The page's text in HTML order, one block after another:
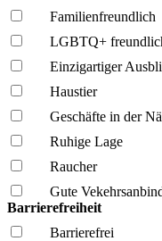
Familien­freundlich
LGBTQ+
Einzigartiger
Haustier
Geschäfte in der
Ruhige Lage
Raucher
Gute
Barrierefreiheit
Barrierefrei